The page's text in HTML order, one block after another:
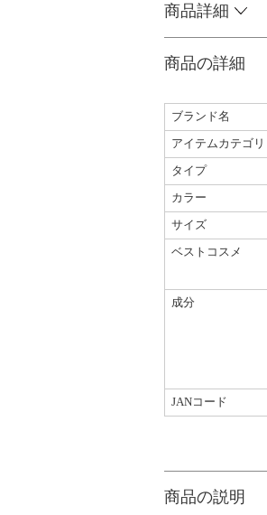
商品詳細
商品の詳細
ブランド名
アイテムカテゴリ
タイプ
カラー
サイズ
ベストコスメ
成分
JANコード
商品の説明